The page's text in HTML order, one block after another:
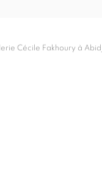
Cécile Fakhoury à